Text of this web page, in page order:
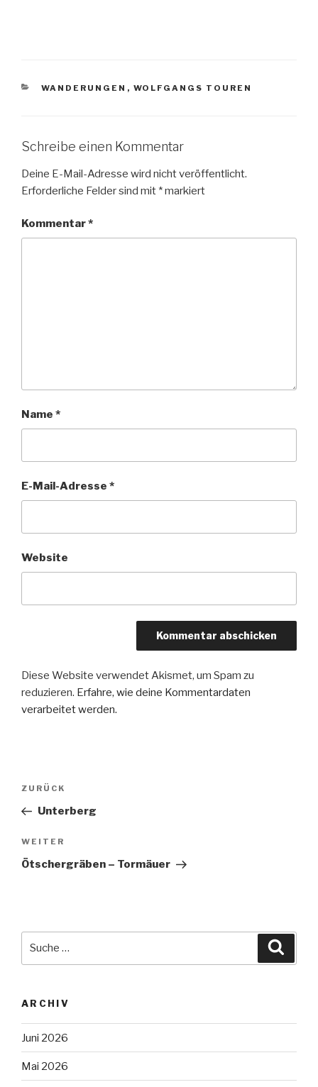
KATEGORIEN
WANDERUNGEN , WOLFGANGS TOUREN
Schreibe einen Kommentar
Deine E-Mail-Adresse wird nicht veröffentlicht.
Erforderliche Felder sind mit *markiert
Kommentar*
Name *
E-Mail-Adresse *
Website
Diese Website verwendet Akismet, um Spam zu
reduzieren. Erfahre, wie deine Kommentardaten
verarbeitet werden.
Beitragsnavigation
Vorheriger
Beitrag
ZURÜCK
Unterberg
Nächster
Beitrag
WEITER
Ötschergräben – Tormäuer
ARCHIV
Juni 2026
Mai 2026